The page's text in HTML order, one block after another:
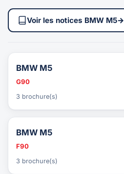
Voir les notices BMW M5→
BMW M5
G90
3 brochure(s)
BMW M5
F90
3 brochure(s)